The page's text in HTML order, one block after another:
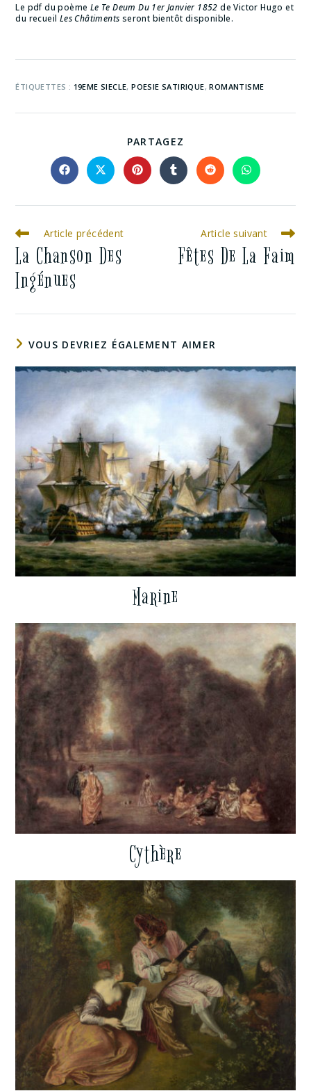
Le pdf du poème Le Te Deum Du 1er Janvier 1852 de Victor Hugo et
du recueil Les Châtiments seront bientôt disponible.
ÉTIQUETTES : 19EME SIECLE, POESIE SATIRIQUE, ROMANTISME
PARTAGEZ
Article précédent
La Chanson Des
Ingénues
Article suivant
Fêtes De La Faim
VOUS DEVRIEZ ÉGALEMENT AIMER
Marine
Cythère